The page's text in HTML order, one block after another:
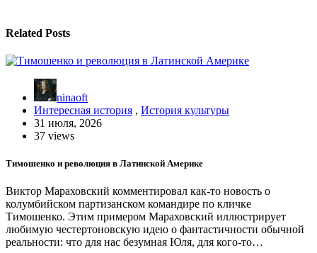
Related Posts
ninaoft
Интересная история , История культуры
31 июля, 2026
37 views
Тимошенко и революция в Латинской Америке
Виктор Мараховский комментировал как-то новость о
колумбийском партизанском командире по кличке
Тимошенко. Этим примером Мараховский иллюстрирует
любимую честертоновскую идею о фантастичности обычной
реальности: что для нас безумная Юля, для кого-то…